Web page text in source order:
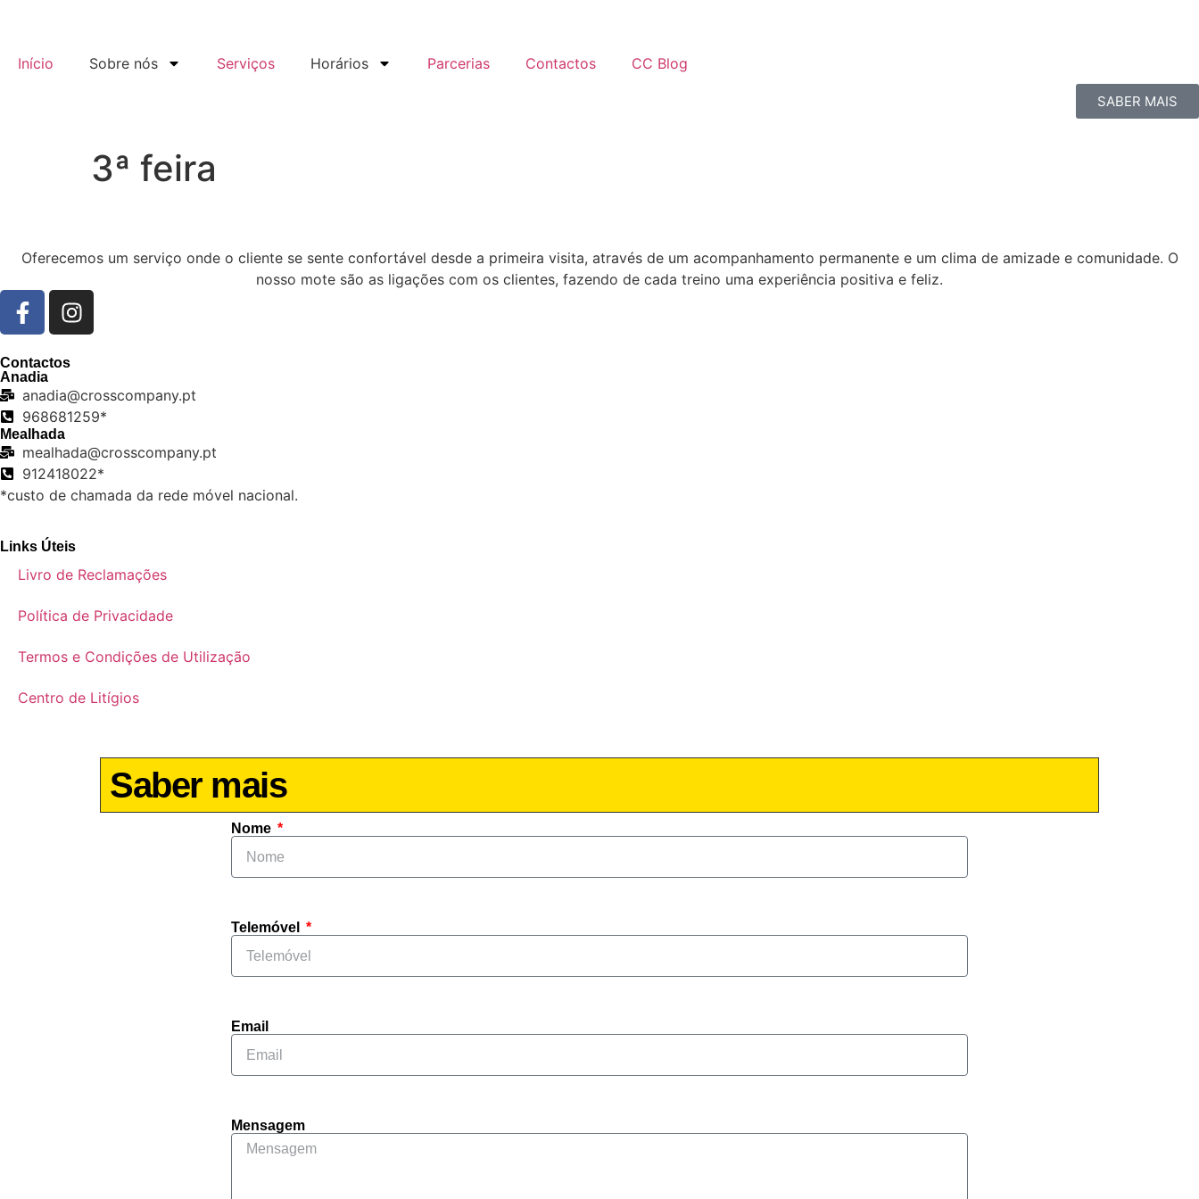
Início Sobre nós Serviços Horários Parcerias Contactos CC Blog
SABER MAIS
3ª feira
Oferecemos um serviço onde o cliente se sente confortável desde a primeira visita, através de um acompanhamento permanente e um clima de amizade e comunidade. O
nosso mote são as ligações com os clientes, fazendo de cada treino uma experiência positiva e feliz.
Contactos
Anadia
anadia@crosscompany.pt
968681259*
Mealhada
mealhada@crosscompany.pt
912418022*
*custo de chamada da rede móvel nacional.
Links Úteis
Livro de Reclamações
Política de Privacidade
Termos e Condições de Utilização
Centro de Litígios
Saber mais
Nome
Telemóvel
Email
Mensagem